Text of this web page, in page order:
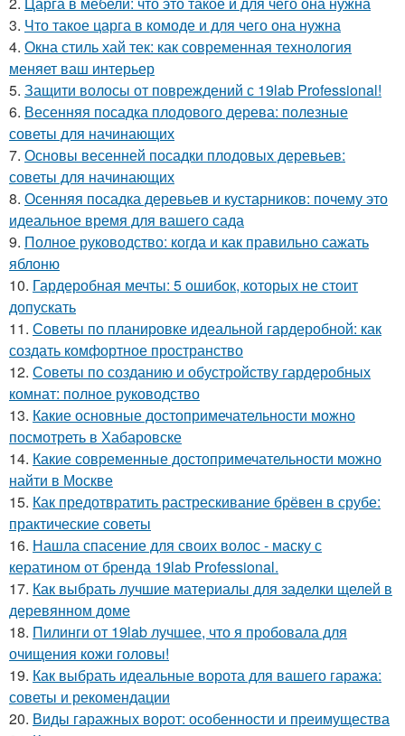
3. Что такое царга в комоде и для чего она нужна
4. Окна стиль хай тек: как современная технология
меняет ваш интерьер
5. Защити волосы от повреждений с 19lab Professional!
6. Весенняя посадка плодового дерева: полезные
советы для начинающих
7. Основы весенней посадки плодовых деревьев:
советы для начинающих
8. Осенняя посадка деревьев и кустарников: почему это
идеальное время для вашего сада
9. Полное руководство: когда и как правильно сажать
яблоню
10. Гардеробная мечты: 5 ошибок, которых не стоит
допускать
11. Советы по планировке идеальной гардеробной: как
создать комфортное пространство
12. Советы по созданию и обустройству гардеробных
комнат: полное руководство
13. Какие основные достопримечательности можно
посмотреть в Хабаровске
14. Какие современные достопримечательности можно
найти в Москве
15. Как предотвратить растрескивание брёвен в срубе:
практические советы
16. Нашла спасение для своих волос - маску с
кератином от бренда 19lab Professional.
17. Как выбрать лучшие материалы для заделки щелей в
деревянном доме
18. Пилинги от 19lab лучшее, что я пробовала для
очищения кожи головы!
19. Как выбрать идеальные ворота для вашего гаража:
советы и рекомендации
20. Виды гаражных ворот: особенности и преимущества